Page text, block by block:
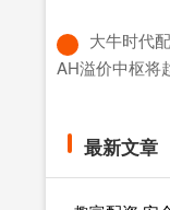
大牛时代
AH溢价中枢将
最新文章